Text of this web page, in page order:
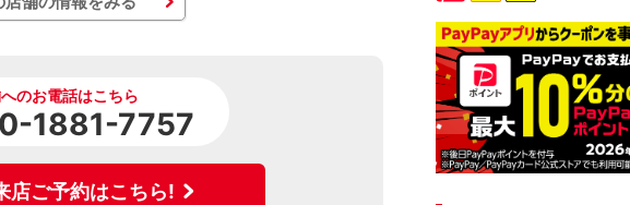
のお電話はこちら
1881-7757
店ご予約はこちら!